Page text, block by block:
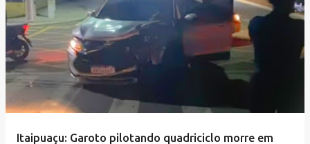
Itaipuaçu: Garoto pilotando quadriciclo morre em